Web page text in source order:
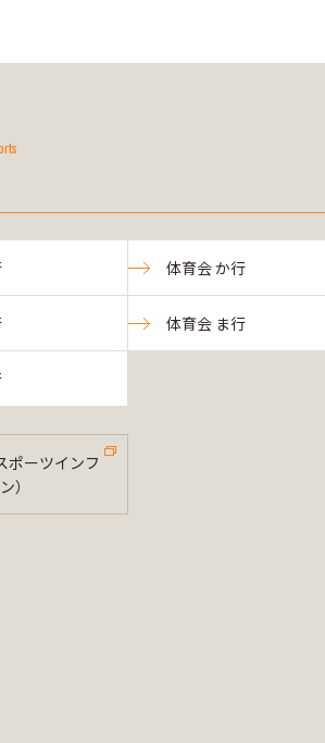
体育会 か行
体育会 ま行
ポーツインフ
）